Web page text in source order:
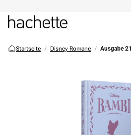
Startseite Disney Romane Ausgabe 21